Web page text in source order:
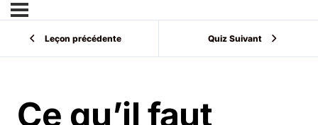
Leçon précédente Quiz Suivant
Ce qu’il faut